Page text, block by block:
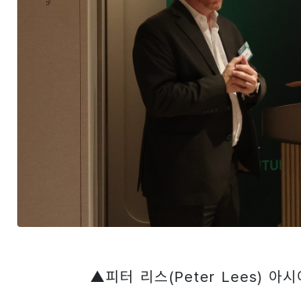
▲피터 리스(Peter Lees) 아시